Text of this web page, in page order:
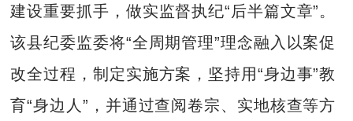
建设重要抓手，做实监督执纪“后半篇文章”。
该县纪委监委将“全周期管理”理念融入以案促
改全过程，制定实施方案，坚持用“身边事”教
育“身边人”，并通过查阅卷宗、实地核查等方